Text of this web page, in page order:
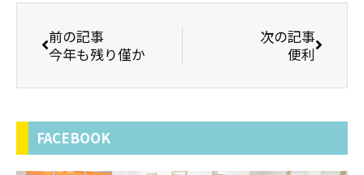
前の記事
今年も残り僅か
次の記事
便利
FACEBOOK